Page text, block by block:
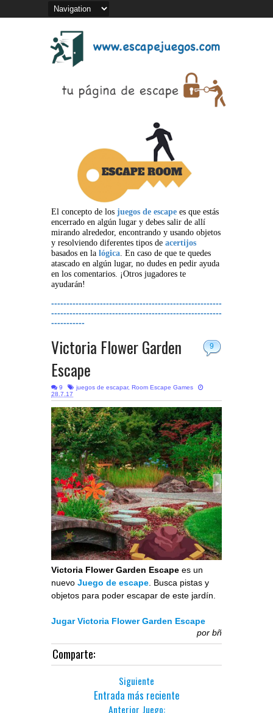
El concepto de los juegos de escape es que estás
encerrado en algún lugar y debes salir de allí
mirando alrededor, encontrando y usando objetos
y resolviendo diferentes tipos de acertijos
basados en la lógica. En caso de que te quedes
atascado en algún lugar, no dudes en pedir ayuda
en los comentarios. ¡Otros jugadores te
ayudarán!
--------------------------------------------------------
--------------------------------------------------------
-----------
9
Victoria Flower Garden
Escape
9 juegos de escapar, Room Escape Games
28.7.17
Victoria Flower Garden Escape es un
nuevo Juego de escape . Busca pistas y
objetos para poder escapar de este jardín.
Jugar Victoria Flower Garden Escape
por bñ
Comparte:
Siguiente
Entrada más reciente
Anterior Juego: